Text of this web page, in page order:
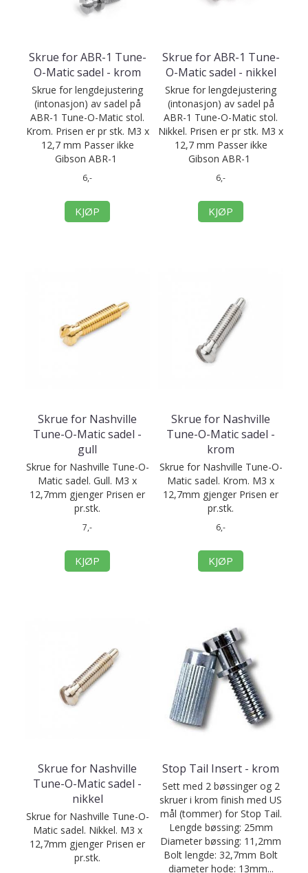
Skrue for ABR-1 Tune-
O-Matic sadel - krom
Skrue for lengdejustering
(intonasjon) av sadel på
ABR-1 Tune-O-Matic stol.
Krom. Prisen er pr stk. M3 x
12,7 mm Passer ikke
Gibson ABR-1
6,-
KJØP
Skrue for ABR-1 Tune-
O-Matic sadel - nikkel
Skrue for lengdejustering
(intonasjon) av sadel på
ABR-1 Tune-O-Matic stol.
Nikkel. Prisen er pr stk. M3 x
12,7 mm Passer ikke
Gibson ABR-1
6,-
KJØP
Skrue for Nashville
Tune-O-Matic sadel -
gull
Skrue for Nashville Tune-O-
Matic sadel. Gull. M3 x
12,7mm gjenger Prisen er
pr.stk.
7,-
KJØP
Skrue for Nashville
Tune-O-Matic sadel -
krom
Skrue for Nashville Tune-O-
Matic sadel. Krom. M3 x
12,7mm gjenger Prisen er
pr.stk.
6,-
KJØP
Skrue for Nashville
Tune-O-Matic sadel -
nikkel
Skrue for Nashville Tune-O-
Matic sadel. Nikkel. M3 x
12,7mm gjenger Prisen er
pr.stk.
Stop Tail Insert - krom
Sett med 2 bøssinger og 2
skruer i krom finish med US
mål (tommer) for Stop Tail.
Lengde bøssing: 25mm
Diameter bøssing: 11,2mm
Bolt lengde: 32,7mm Bolt
diameter hode: 13mm...